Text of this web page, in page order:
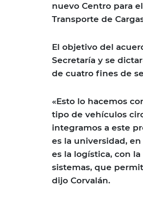
nuevo Centro para
Transporte de
El objetivo del
Secretaría y se
de cuatro fines de
«Esto lo hacemos
tipo de vehículos
integramos a este
es la universidad,
es la logística, con
sistemas, que
dijo Corvalán.